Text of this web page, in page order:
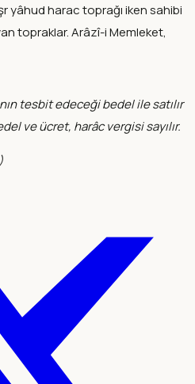
yâhud harac toprağı iken sahibi
topraklar. Arâzî-i Memleket,
tesbit edeceği bedel ile satılır
ve ücret, harâc vergisi sayılır.